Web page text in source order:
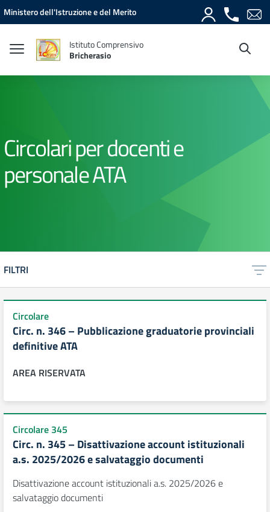
Vai ai contenuti
Vai al menu di navigazione
Vai al footer
Ministero dell'Istruzione e del Merito
Istituto Comprensivo
Bricherasio
Circolari per docenti e
personale ATA
FILTRI
Circolare
Circ. n. 346 – Pubblicazione graduatorie provinciali
definitive ATA
AREA RISERVATA
Circolare 345
Circ. n. 345 – Disattivazione account istituzionali
a.s. 2025/2026 e salvataggio documenti
Disattivazione account istituzionali a.s. 2025/2026 e
salvataggio documenti